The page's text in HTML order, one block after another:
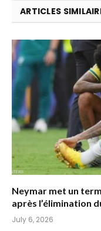
ARTICLES
Neymar met un
après l’élimination
July 6, 2026